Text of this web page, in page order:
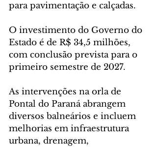
para pavimentação e calçadas.
O investimento do Governo do
Estado é de R$ 34,5 milhões,
com conclusão prevista para o
primeiro semestre de 2027.
As intervenções na orla de
Pontal do Paraná abrangem
diversos balneários e incluem
melhorias em infraestrutura
urbana, drenagem,